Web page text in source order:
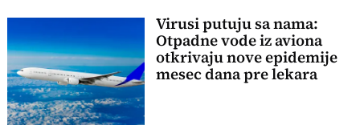
Virusi putuju sa nama:
Otpadne vode iz aviona
otkrivaju nove epidemije
mesec dana pre lekara